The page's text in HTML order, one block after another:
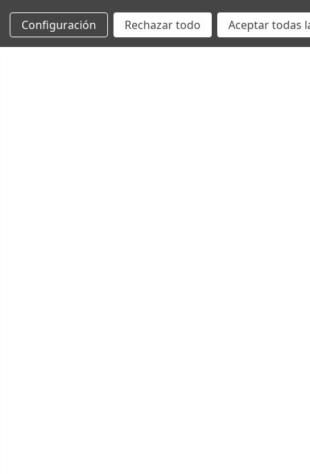
Configuración Rechazar todo Aceptar todas